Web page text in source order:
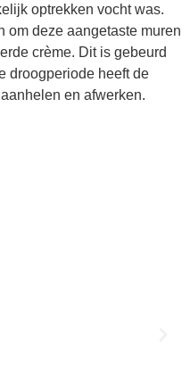
optrekken vocht was.
om deze aangetaste muren
crème. Dit is gebeurd
droogperiode heeft de
en afwerken.